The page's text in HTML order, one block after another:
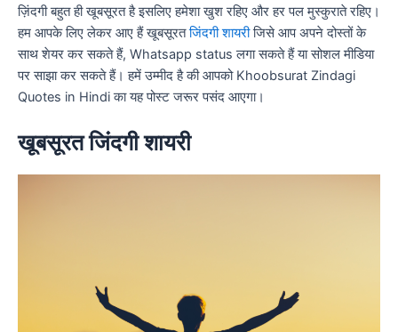
ज़िंदगी बहुत ही खूबसूरत है इसलिए हमेशा खुश रहिए और हर पल मुस्कुराते रहिए।
हम आपके लिए लेकर आए हैं खूबसूरतजिंदगी शायरीजिसे आप अपने दोस्तों के
साथ शेयर कर सकते हैं, Whatsapp status लगा सकते हैं या सोशल मीडिया
पर साझा कर सकते हैं। हमें उम्मीद है की आपको Khoobsurat Zindagi
Quotes in Hindi का यह पोस्ट जरूर पसंद आएगा।
खूबसूरत जिंदगी शायरी